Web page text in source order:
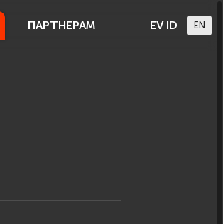
ПАРТНЕРАМ EV ID EN